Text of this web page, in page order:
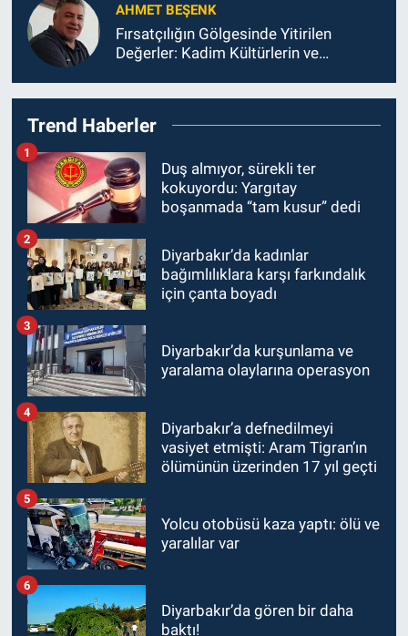
AHMET BEŞENK
Fırsatçılığın Gölgesinde Yitirilen
Değerler: Kadim Kültürlerin ve
Trend Haberler
Duş almıyor, sürekli ter
kokuyordu: Yargıtay
boşanmada “tam kusur” dedi
1
Diyarbakır’da kadınlar
bağımlılıklara karşı farkındalık
için çanta boyadı
2
Diyarbakır’da kurşunlama ve
yaralama olaylarına operasyon
3
Diyarbakır’a defnedilmeyi
vasiyet etmişti: Aram Tigran’ın
ölümünün üzerinden 17 yıl geçti
4
Yolcu otobüsü kaza yaptı: ölü ve
yaralılar var
5
Diyarbakır’da gören bir daha
baktı!
6